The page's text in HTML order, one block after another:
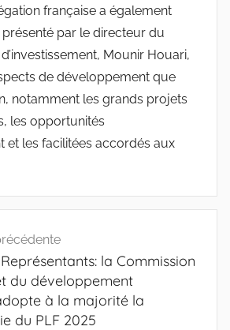
française a également
par le directeur du
Mounir Houari,
de développement que
notamment les grands projets
les opportunités
et les facilitées accordés aux
la Commission
du développement
à la majorité la
du PLF 2025